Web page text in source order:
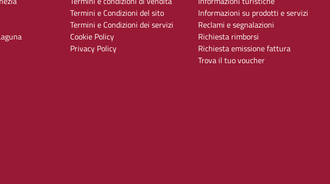
Termini e Condizioni del sito
Termini e Condizioni dei servizi
Cookie Policy
Privacy Policy
Informazioni su prodotti e servizi
Reclami e segnalazioni
Richiesta rimborsi
Richiesta emissione fattura
Trova il tuo voucher